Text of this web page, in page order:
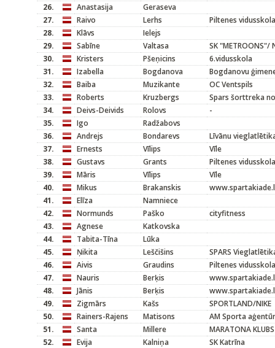
26.
Anastasija
Geraseva
27.
Raivo Lerhs
Piltenes vidusskola
28.
Klāvs
Ielejs
29.
Sabīne Valtasa
SK "METROONS"/
30.
Kristers Pšeņicins
6.vidusskola
31.
Izabella Bogdanova
Bogdanovu
32.
Baiba Muzikante
OC Ventspils
33.
Roberts Kruzbergs
Spars šorttreka
34.
Deivs-Deivids Rolovs
-
35.
Igo
Radžabovs
36.
Andrejs Bondarevs
Līvānu
37.
Ernests Vīlips
Vīle
38.
Gustavs Grants
Piltenes vidusskola
39.
Māris Vīlips
Vīle
40.
Mikus Brakanskis
41.
Elīza
Namniece
42.
Normunds Paško
cityfitness
43.
Agnese
Katkovska
44.
Tabita-Tīna
Lūka
45.
Ņikita Leščišins
SPARS
46.
Aivis Graudins
Piltenes vidusskola
47.
Nauris Berķis
48.
Jānis Berķis
49.
Zigmārs Kašs
SPORTLAND/NIKE
50.
Rainers-Rajens Matisons
AM Sporta
51.
Santa Millere
MARATONA KLUBS
52.
Evija Kalniņa
SK Katrīna